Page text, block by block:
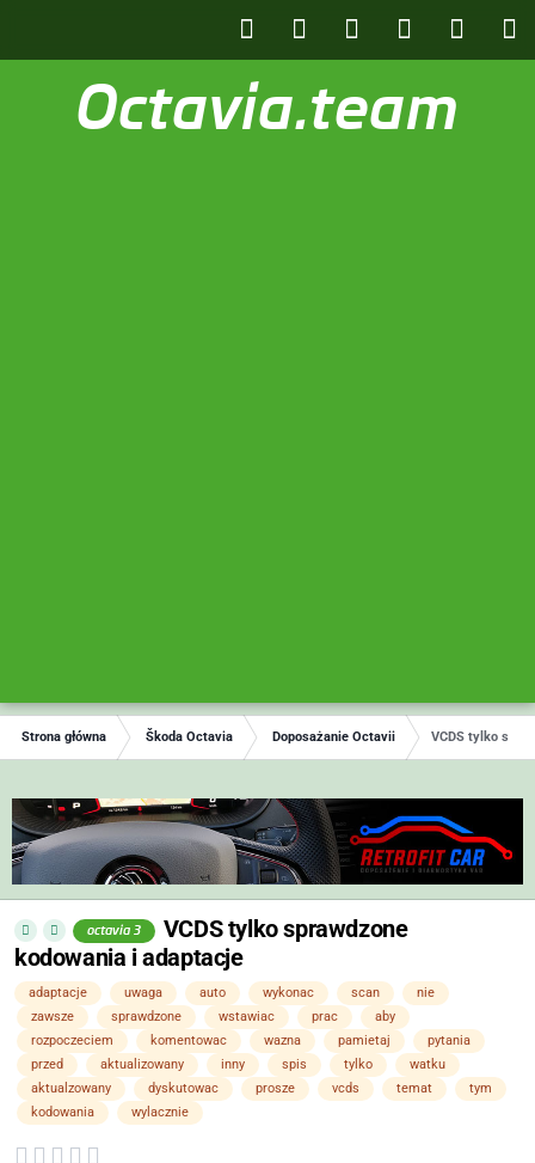
Octavia.team
Strona główna Škoda Octavia Doposażanie Octavii VCDS tylko
octavia 3
VCDS tylko sprawdzone
kodowania i adaptacje
adaptacje uwaga auto wykonac scan
nie
zawsze
sprawdzone wstawiac prac
aby
rozpoczeciem
komentowac wazna pamietaj
pytania
przed
aktualizowany inny spis tylko
watku
aktualzowany
dyskutowac prosze vcds temat
tym
kodowania
wylacznie